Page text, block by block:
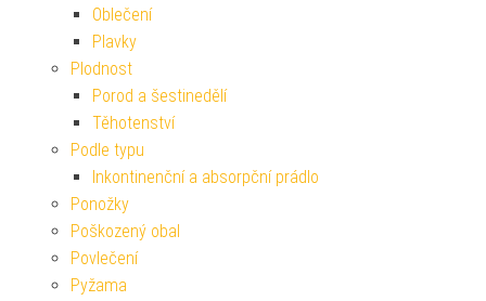
Oblečení
Plavky
Plodnost
Porod a šestinedělí
Těhotenství
Podle typu
Inkontinenční a absorpční prádlo
Ponožky
Poškozený obal
Povlečení
Pyžama